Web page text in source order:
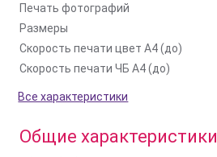
Печать фотографий
Размеры
Скорость печати цвет A4 (до)
Скорость печати ЧБ A4 (до)
Все характеристики
Общие характеристики